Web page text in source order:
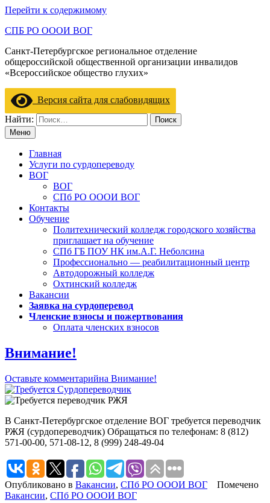
Перейти к содержимому
СПБ РО ОООИ ВОГ
Санкт-Петербургское региональное отделение
общероссийской общественной организации инвалидов
«Всероссийское общество глухих»
Версия сайта для слабовидящих
Найти:
Меню
Главная
Услуги по сурдопереводу
ВОГ
ВОГ
СПб РО ОООИ ВОГ
Контакты
Обучение
Политехнический колледж городского хозяйства
приглашает на обучение
СПб ГБ ПОУ НК им.А.Г. Неболсина
Профессионально — реабилитационный центр
Автодорожный колледж
Охтинский колледж
Вакансии
Заявка на сурдоперевод
Членские взносы и пожертвования
Оплата членских взносов
Внимание!
Оставьте комментарийна Внимание!
В Санкт-Петербургское отделение ВОГ требуется переводчик
РЖЯ (сурдопереводчик) Обращаться по телефонам: 8 (812)
571-00-00, 571-08-12, 8 (999) 248-49-04
Опубликовано в Вакансии, СПб РО ОООИ ВОГ
Помечено
Вакансии, СПб РО ОООИ ВОГ